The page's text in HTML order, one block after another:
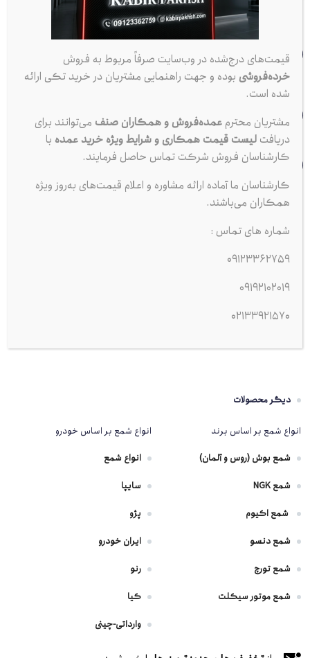
09123362759
02133921570
۹:۰۰ الی ۱۷:۰۰
تهران، مترو ملت، خیابان ملت، نرسیده به خیابان جمهوری،
مجموعه کبیر پخش از سال 1383
مستقیم لوازم مصرفی خودرو آغاز کرده است.
این مجموعه با هدف تأمین سریع، بی‌واسطه و مطمئن محصولات پرمصرف
افزودنی‌های تخصصی خودرو
مستقیماً از شرکت‌های اصلی و تولیدکنندگان معتبر داخلی و خارجی
دیگر محصولات
انواع شمع بر اساس برند
شمع بوش (روس و آلمان)
شمع NGK
شمع اکیوم
شمع دنسو
شمع تورچ
شمع موتور سیکلت
انواع شمع بر اساس خودرو
انواع شمع
سایپا
پژو
ایران خودرو
رنو
کیا
وارداتی-چینی
قیمت‌های درج‌شده در وب‌سایت صرفاً مربوط به فروش
خرده‌فروشی بوده و جهت راهنمایی مشتریان در خرید تکی ارائه
شده است.
مشتریان محترمعمده‌فروش و همکاران صنف می‌توانند برای
دریافتلیست قیمت همکاری و شرایط ویژه خرید عمده با
کارشناسان فروش شرکت تماس حاصل فرمایند.
کارشناسان ما آماده ارائه مشاوره و اعلام قیمت‌های به‌روز ویژه
همکاران می‌باشند.
شماره های تماس :
09123362759
09192102019
02133921570